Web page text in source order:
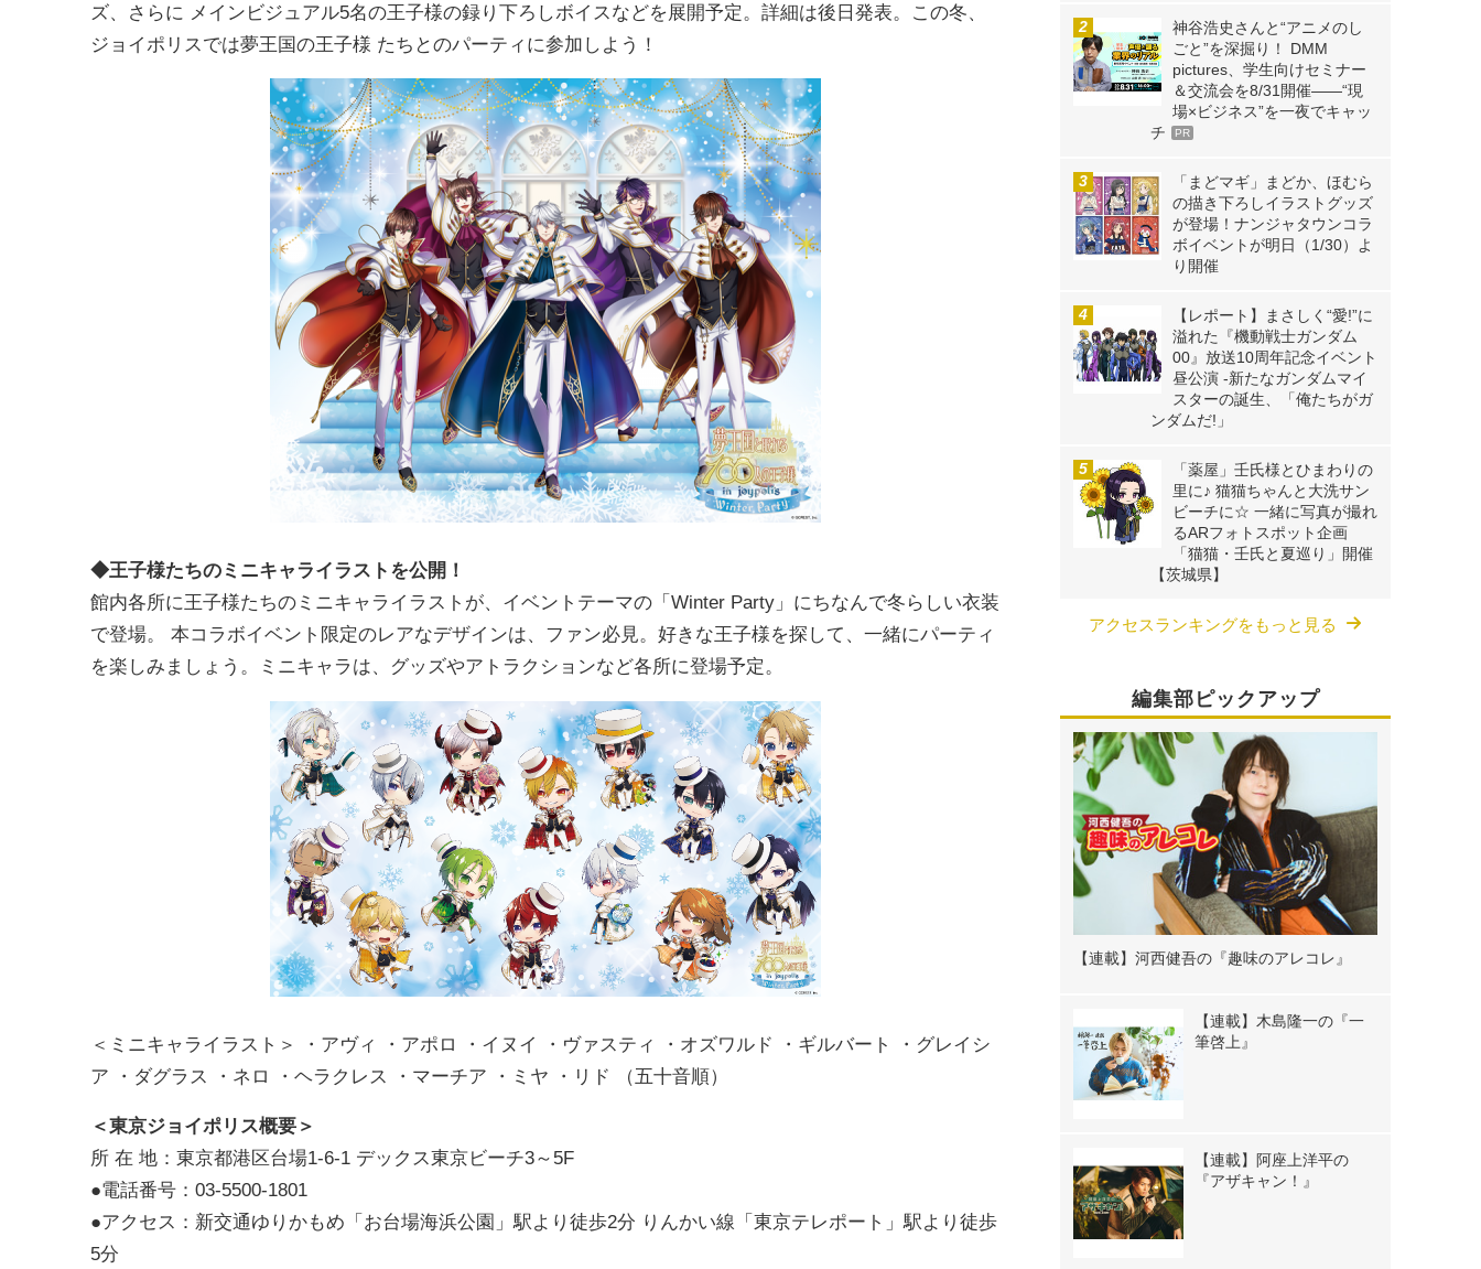
ズ、さらに メインビジュアル5名の王子様の録り下ろしボイスなどを展開予定。詳細は後日発表。この冬、
ジョイポリスでは夢王国の王子様 たちとのパーティに参加しよう！
◆王子様たちのミニキャライラストを公開！
館内各所に王子様たちのミニキャライラストが、イベントテーマの「Winter Party」にちなんで冬らしい衣装
で登場。 本コラボイベント限定のレアなデザインは、ファン必見。好きな王子様を探して、一緒にパーティ
を楽しみましょう。ミニキャラは、グッズやアトラクションなど各所に登場予定。
＜ミニキャライラスト＞ ・アヴィ ・アポロ ・イヌイ ・ヴァスティ ・オズワルド ・ギルバート ・グレイシ
ア ・ダグラス ・ネロ ・ヘラクレス ・マーチア ・ミヤ ・リド （五十音順）
＜東京ジョイポリス概要＞
所 在 地：東京都港区台場1-6-1 デックス東京ビーチ3～5F
●電話番号：03-5500-1801
●アクセス：新交通ゆりかもめ「お台場海浜公園」駅より徒歩2分 りんかい線「東京テレポート」駅より徒歩
5分
神谷浩史さんと“アニメのし
ごと”を深掘り！ DMM
pictures、学生向けセミナー
＆交流会を8/31開催――“現
場×ビジネス”を一夜でキャッ
チ
PR
「まどマギ」まどか、ほむら
の描き下ろしイラストグッズ
が登場！ナンジャタウンコラ
ボイベントが明日（1/30）よ
り開催
【レポート】まさしく“愛!”に
溢れた『機動戦士ガンダム
00』放送10周年記念イベント
昼公演 -新たなガンダムマイ
スターの誕生、「俺たちがガ
ンダムだ!」
「薬屋」壬氏様とひまわりの
里に♪ 猫猫ちゃんと大洗サン
ビーチに☆ 一緒に写真が撮れ
るARフォトスポット企画
「猫猫・壬氏と夏巡り」開催
【茨城県】
アクセスランキングをもっと見る
編集部ピックアップ
【連載】河西健吾の『趣味のアレコレ』
【連載】木島隆一の『一
筆啓上』
【連載】阿座上洋平の
『アザキャン！』